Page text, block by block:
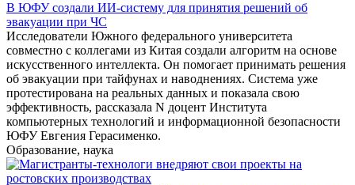
В ЮФУ создали ИИ-систему для принятия решений об
эвакуации при ЧС
Исследователи Южного федерального университета
совместно с коллегами из Китая создали алгоритм на основе
искусственного интеллекта. Он помогает принимать решения
об эвакуации при тайфунах и наводнениях. Система уже
протестирована на реальных данных и показала свою
эффективность, рассказала N доцент Института
компьютерных технологий и информационной безопасности
ЮФУ Евгения Герасименко.
Образование, наука